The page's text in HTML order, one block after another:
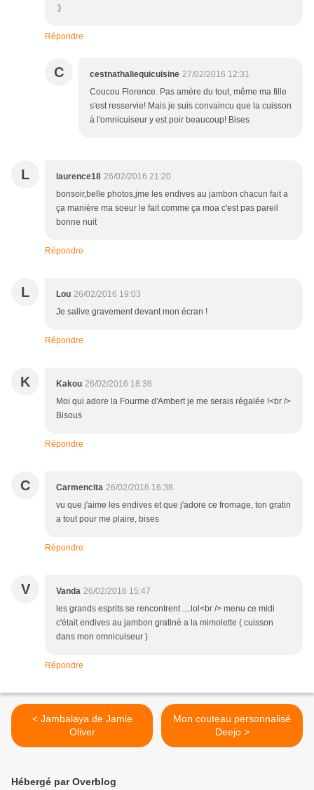
:)
Répondre
C cestnathaliequicuisine 27/02/2016 12:31
Coucou Florence. Pas amère du tout, même ma fille
s'est resservie! Mais je suis convaincu que la cuisson
à l'omnicuiseur y est poir beaucoup! Bises
L laurence18 26/02/2016 21:20
bonsoir,belle photos,jme les endives au jambon chacun fait a
ça manière ma soeur le fait comme ça moa c'est pas pareil
bonne nuit
Répondre
L Lou 26/02/2016 19:03
Je salive gravement devant mon écran !
Répondre
K Kakou 26/02/2016 18:36
Moi qui adore la Fourme d'Ambert je me serais régalée !<br />
Bisous
Répondre
C Carmencita 26/02/2016 16:38
vu que j'aime les endives et que j'adore ce fromage, ton gratin
a tout pour me plaire, bises
Répondre
V Vanda 26/02/2016 15:47
les grands esprits se rencontrent ....lol<br /> menu ce midi
c'était endives au jambon gratiné a la mimolette ( cuisson
dans mon omnicuiseur )
Répondre
< Jambalaya de Jamie
Oliver
Mon couteau personnalisé
Deejo >
Hébergé par Overblog